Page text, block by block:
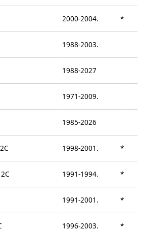
2000-2004. *
1988-2003.
1988-2027
1971-2009.
1985-2026
1998-2001. *
1991-1994. *
1991-2001. *
1996-2003. *